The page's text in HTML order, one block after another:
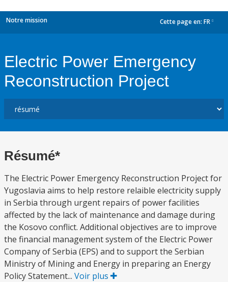
Notre mission Cette page en: FR
Electric Power Emergency
Reconstruction Project
Résumé*
The Electric Power Emergency Reconstruction Project for
Yugoslavia aims to help restore relaible electricity supply
in Serbia through urgent repairs of power facilities
affected by the lack of maintenance and damage during
the Kosovo conflict. Additional objectives are to improve
the financial management system of the Electric Power
Company of Serbia (EPS) and to support the Serbian
Ministry of Mining and Energy in preparing an Energy
Policy Statement... Voir plus